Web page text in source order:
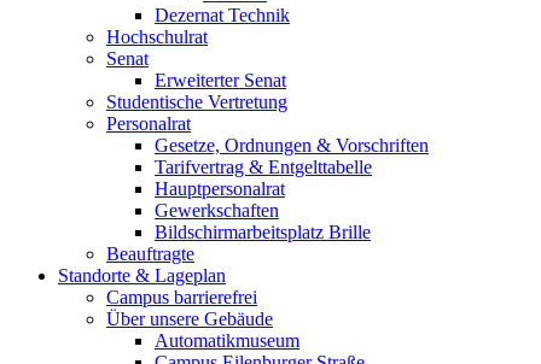
Dezernat Technik
Hochschulrat
Senat
Erweiterter Senat
Studentische Vertretung
Personalrat
Gesetze, Ordnungen & Vorschriften
Tarifvertrag & Entgelttabelle
Hauptpersonalrat
Gewerkschaften
Bildschirmarbeitsplatz Brille
Beauftragte
Standorte & Lageplan
Campus barrierefrei
Über unsere Gebäude
Automatikmuseum